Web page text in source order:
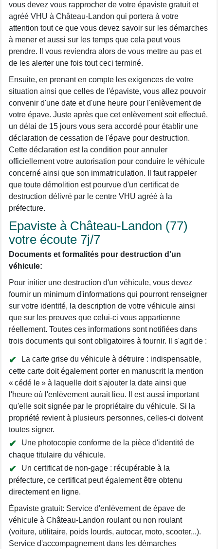
vous devez vous rapprocher de votre épaviste gratuit et
agréé VHU à Château-Landon qui portera à votre
attention tout ce que vous devez savoir sur les démarches
à mener et aussi sur les temps que cela peut vous
prendre. Il vous reviendra alors de vous mettre au pas et
de les alerter une fois tout ceci terminé.
Ensuite, en prenant en compte les exigences de votre
situation ainsi que celles de l'épaviste, vous allez pouvoir
convenir d'une date et d'une heure pour l'enlèvement de
votre épave. Juste après que cet enlèvement soit effectué,
un délai de 15 jours vous sera accordé pour établir une
déclaration de cessation de l'épave pour destruction.
Cette déclaration est la condition pour annuler
officiellement votre autorisation pour conduire le véhicule
concerné ainsi que son immatriculation. Il faut rappeler
que toute démolition est pourvue d'un certificat de
destruction délivré par le centre VHU agréé à la
préfecture.
Epaviste à Château-Landon (77)
votre écoute 7j/7
Documents et formalités pour destruction d'un
véhicule:
Pour initier une destruction d'un véhicule, vous devez
fournir un minimum d'informations qui pourront renseigner
sur votre identité, la description de votre véhicule ainsi
que sur les preuves que celui-ci vous appartienne
réellement. Toutes ces informations sont notifiées dans
trois documents qui sont obligatoires à fournir. Il s'agit de :
La carte grise du véhicule à détruire : indispensable,
cette carte doit également porter en manuscrit la mention
« cédé le » à laquelle doit s'ajouter la date ainsi que
l'heure où l'enlèvement aurait lieu. Il est aussi important
qu'elle soit signée par le propriétaire du véhicule. Si la
propriété revient à plusieurs personnes, celles-ci doivent
toutes signer.
Une photocopie conforme de la pièce d'identité de
chaque titulaire du véhicule.
Un certificat de non-gage : récupérable à la
préfecture, ce certificat peut également être obtenu
directement en ligne.
Épaviste gratuit: Service d'enlèvement de épave de
véhicule à Château-Landon roulant ou non roulant
(voiture, utilitaire, poids lourds, autocar, moto, scooter,..).
Service d'accompagnement dans les démarches